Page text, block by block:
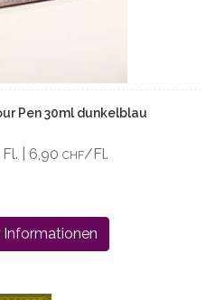
Pen 30ml dunkelblau
Fl. | 6,90 CHF/Fl.
Informationen